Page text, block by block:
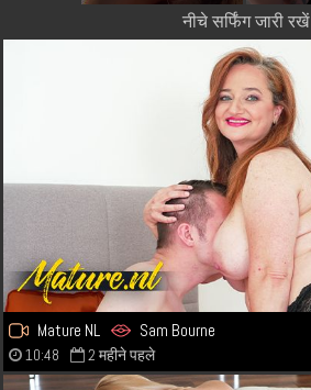
नीचे सर्फिंग जारी रखें
Mature NL Sam Bourne
10:48 2 महीने पहले